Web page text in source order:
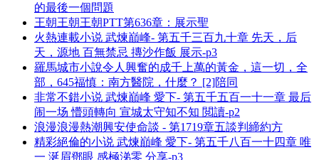
的最後一個問題
王朝王朝王朝PTT第636章：展示聖
火熱連載小说 武煉巔峰- 第五千三百九十章 先天，后
天，源地 百無禁忌 摶沙作飯 展示-p3
羅馬城市小說令人興奮的成千上萬的黃金，這一切，全
部，645福慎：南方醫院，什麼？ [2]陪同
非常不錯小说 武煉巔峰 愛下- 第五千五百一十一章 最后
闹一场 懵頭轉向 宣城太守知不知 閲讀-p2
浪漫浪漫熱潮興安使命談 - 第1719章五談判締約方
精彩絕倫的小说 武煉巔峰 愛下- 第五千八百一十四章 唯
一 涎眉鄧眼 感極涕零 分享-p3